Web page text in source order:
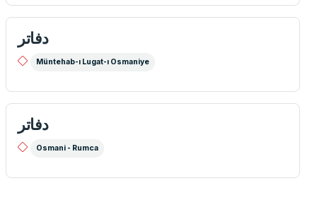
دفاتر
Müntehab-ı Lugat-ı Osmaniye
دفاتر
Osmani - Rumca